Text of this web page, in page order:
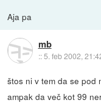
Aja pa
mb
::5. feb 2002,
štos ni v tem da se pod
ampak da več kot 99